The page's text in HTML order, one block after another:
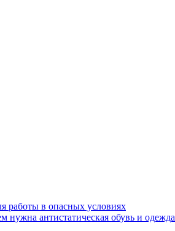
работы в опасных условиях
нужна антистатическая обувь и одежда